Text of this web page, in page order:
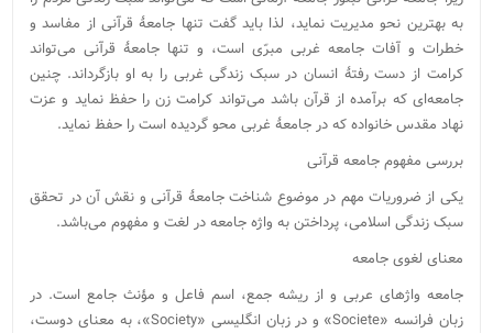
به بهترین نحو مدیریت نماید، لذا باید گفت تنها جامعۀ قرآنی از مفاسد و
خطرات و آفات جامعه غربی مبرّی است، و تنها جامعۀ قرآنی می‌تواند
کرامت از دست رفتۀ انسان در سبک زندگی غربی را به او بازگرداند. چنین
جامعه‌ای که برآمده از قرآن باشد می‌تواند کرامت زن را حفظ نماید و عزت
نهاد مقدس خانواده که در جامعۀ غربی محو گردیده است را حفظ نماید.
بررسی مفهوم جامعه قرآنی
یکی از ضروریات مهم در موضوع شناخت جامعۀ قرآنی و نقش آن در تحقق
سبک زندگی اسلامی، پرداختن به واژه جامعه در لغت و مفهوم می‌باشد.
معنای لغوی جامعه
جامعه واژه‏ای عربی و از ریشه جمع، اسم فاعل و مؤنث جامع است. در
زبان فرانسه «Societe» و در زبان انگلیسی «Society»، به معنای دوست،